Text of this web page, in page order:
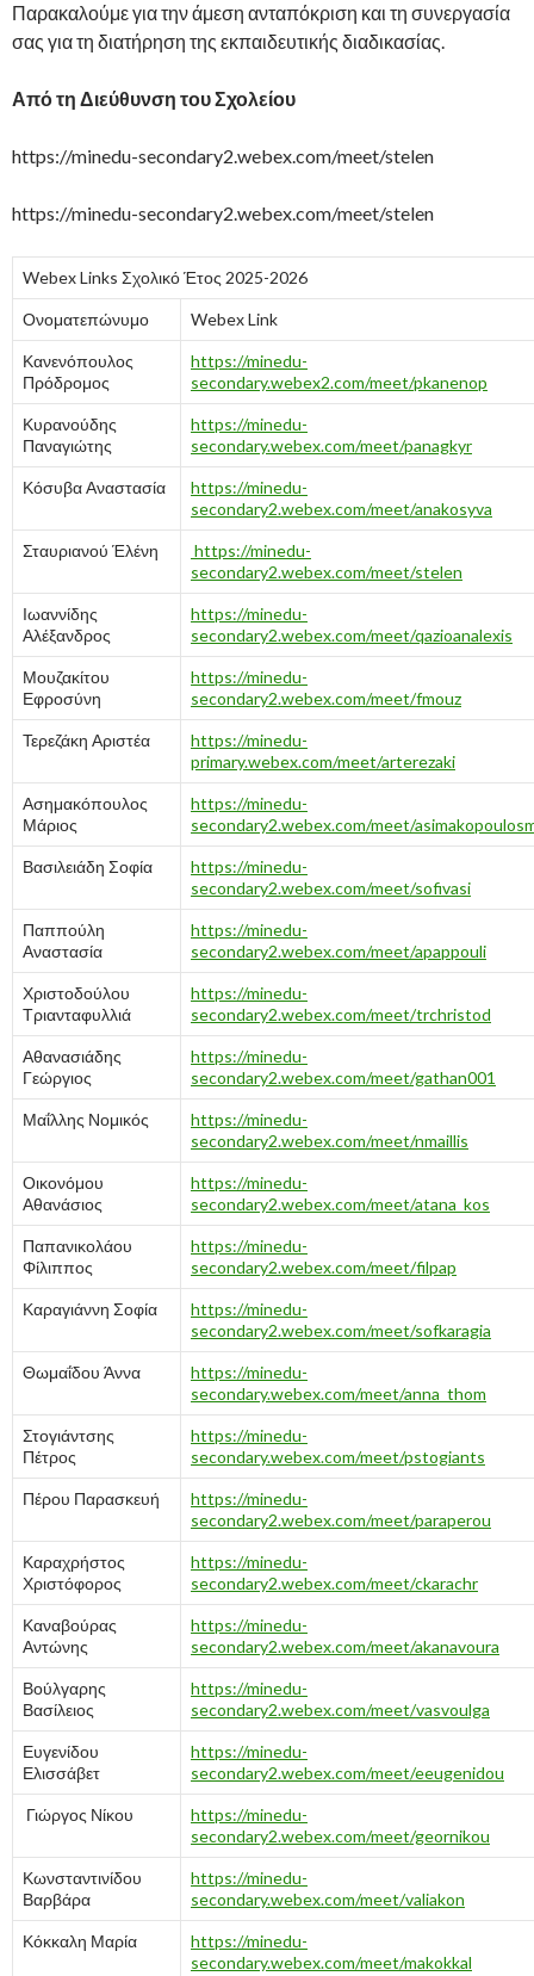
Παρακαλούμε για την άμεση ανταπόκριση και τη συνεργασία
σας για τη διατήρηση της εκπαιδευτικής διαδικασίας.
Από τη Διεύθυνση του Σχολείου
https://minedu-secondary2.webex.com/meet/stelen
https://minedu-secondary2.webex.com/meet/stelen
Webex Links Σχολικό Έτος 2025-2026
Ονοματεπώνυμο Webex Link
Κανενόπουλος
Πρόδρομος
https://minedu-
secondary.webex2.com/meet/pkanenop
Κυρανούδης
Παναγιώτης
https://minedu-
secondary.webex.com/meet/panagkyr
Κόσυβα Αναστασία
https://minedu-
secondary2.webex.com/meet/anakosyva
Σταυριανού Έλένη
https://minedu-
secondary2.webex.com/meet/stelen
Ιωαννίδης
Αλέξανδρος
https://minedu-
secondary2.webex.com/meet/qazioanalexis
Μουζακίτου
Εφροσύνη
https://minedu-
secondary2.webex.com/meet/fmouz
Τερεζάκη Αριστέα
https://minedu-
primary.webex.com/meet/arterezaki
Ασημακόπουλος
Μάριος
https://minedu-
secondary2.webex.com/meet/
Βασιλειάδη Σοφία
https://minedu-
secondary2.webex.com/meet/sofivasi
Παππούλη
Αναστασία
https://minedu-
secondary2.webex.com/meet/apappouli
Χριστοδούλου
Τριανταφυλλιά
https://minedu-
secondary2.webex.com/meet/trchristod
Αθανασιάδης
Γεώργιος
https://minedu-
secondary2.webex.com/meet/gathan001
Μαΐλλης Νομικός
https://minedu-
secondary2.webex.com/meet/nmaillis
Οικονόμου
Αθανάσιος
https://minedu-
secondary2.webex.com/meet/atana_kos
Παπανικολάου
Φίλιππος
https://minedu-
secondary2.webex.com/meet/filpap
Καραγιάννη Σοφία
https://minedu-
secondary2.webex.com/meet/sofkaragia
Θωμαΐδου Άννα
https://minedu-
secondary.webex.com/meet/anna_thom
Στογιάντσης
Πέτρος
https://minedu-
secondary.webex.com/meet/pstogiants
Πέρου Παρασκευή
https://minedu-
secondary2.webex.com/meet/paraperou
Καραχρήστος
Χριστόφορος
https://minedu-
secondary2.webex.com/meet/ckarachr
Καναβούρας
Αντώνης
https://minedu-
secondary2.webex.com/meet/akanavoura
Βούλγαρης
Βασίλειος
https://minedu-
secondary2.webex.com/meet/vasvoulga
Ευγενίδου
Ελισσάβετ
https://minedu-
secondary2.webex.com/meet/eeugenidou
Γιώργος Νίκου
https://minedu-
secondary2.webex.com/meet/geornikou
Κωνσταντινίδου
Βαρβάρα
https://minedu-
secondary.webex.com/meet/valiakon
Κόκκαλη Μαρία
https://minedu-
secondary.webex.com/meet/makokkal